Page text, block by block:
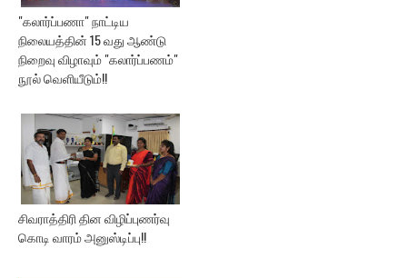
"கலார்ப்பணா" நாட்டிய
நிலையத்தின் 15 வது ஆண்டு
நிறைவு விழாவும் "கலார்ப்பணம்"
நூல் வெளியீடும்!!
சிவராத்திரி தின விழிப்புணர்வு
கொடி வாரம் அனுஸ்டிப்பு!!